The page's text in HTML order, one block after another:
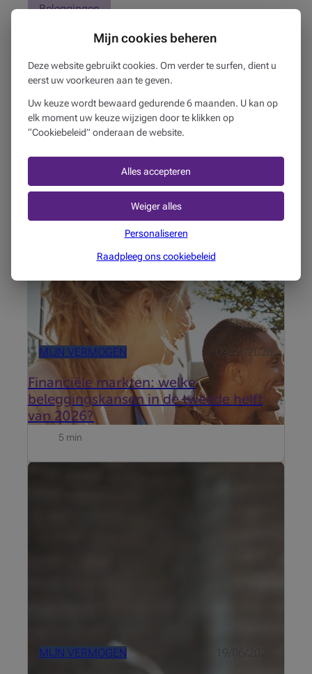
Beleggingen
Deze publicatie bevat algemene informatie en vormt geen
persoonlijk advies. Deze informatie kan veranderen of
onderworpen zijn aan specifieke regels of interpretaties,
afhankelijk van de situatie. Beobank is niet verantwoordelijk
voor de juistheid, de volledigheid en de bijgewerkte versie van
de informatie uit de genoemde bronnen.
Deze artikelen kunnen je
ook interesseren...
MIJN VERMOGEN 09/07/2026
Financiële markten: welke
beleggingskansen in de tweede helft
van 2026?
Ondanks geopolitieke spanningen en de AI-revolutie
blijven de markten veerkrachtig. Welke thema's
zullen in de tweede helft van 2026 het verschil
5 min
MIJN VERMOGEN
Update van 19 juni 2026
Mijn cookies beheren
Deze website gebruikt cookies. Om verder te surfen, dient u
eerst uw voorkeuren aan te geven.
Uw keuze wordt bewaard gedurende 6 maanden. U kan op
elk moment uw keuze wijzigen door te klikken op
“Cookiebeleid” onderaan de website.
Alles accepteren
Weiger alles
Personaliseren
Raadpleeg ons cookiebeleid